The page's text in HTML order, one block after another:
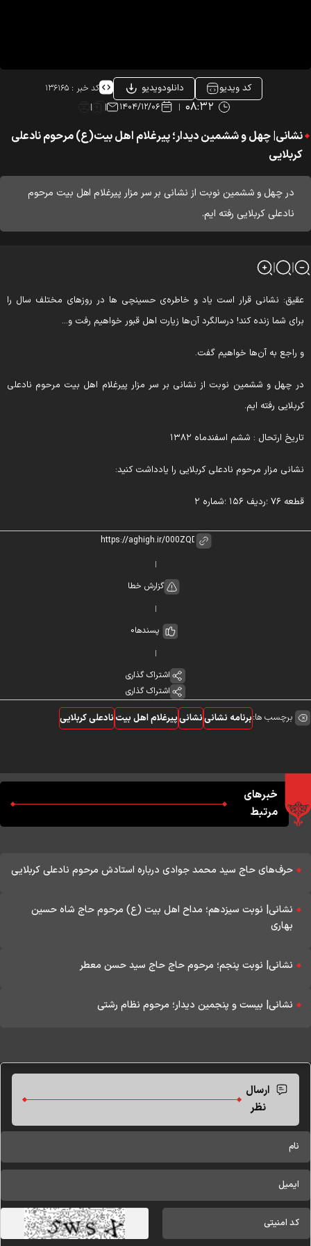
کد ویدیو دانلودویدیو کد خبر : ۱۳۶۱۶۵
۰۸:۳۲ ۱۴۰۴/۱۲/۰۶
نشانی| چهل و ششمین دیدار؛ پیرغلام اهل بیت(ع) مرحوم نادعلی
کربلایی
در چهل و ششمین نوبت از نشانی بر سر مزار پیرغلام اهل بیت مرحوم
نادعلی کربلایی رفته ایم.
عقیق: نشانی قرار است یاد و خاطره‌ی حسینچی ها در روزهای مختلف سال را
برای شما زنده کند! درسالگرد آن‌ها زیارت اهل قبور خواهیم رفت و...
و راجع به آن‌ها خواهیم گفت.
در چهل و ششمین نوبت از نشانی بر سر مزار پیرغلام اهل بیت مرحوم نادعلی
کربلایی رفته ایم.
تاریخ ارتحال : ششم اسفندماه ۱۳۸۲
نشانی مزار مرحوم نادعلی کربلایی را یادداشت کنید:
قطعه ۷۶ ؛ردیف ۱۵۶ ؛شماره ۲
گزارش خطا
پسندها0
اشتراک گذاری
اشتراک گذاری
برچسب ها:برنامه نشانینشانیپیرغلام اهل بیتنادعلی کربلایی
خبرهای
مرتبط
حرف‌های حاج سید محمد جوادی درباره استادش مرحوم نادعلی کربلایی
نشانی| نوبت سیزدهم؛ مداح اهل بیت (ع) مرحوم حاج شاه حسین
بهاری
نشانی| نوبت پنجم؛ مرحوم حاج حاج سید حسن معطر
نشانی| بیست و پنجمین دیدار؛ مرحوم نظام رشتی
ارسال
نظر